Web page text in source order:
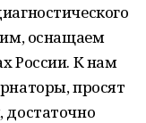
оснащаем
России. К нам
просят